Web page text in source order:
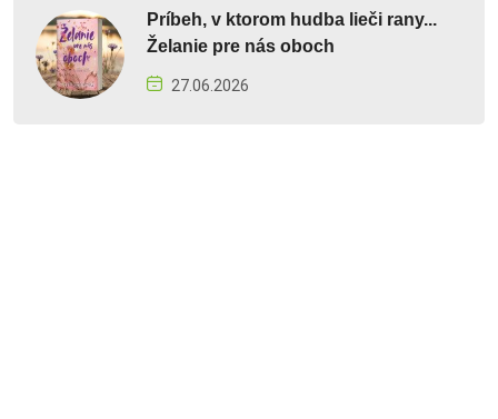
Príbeh, v ktorom hudba lieči rany...
Želanie pre nás oboch
27.06.2026